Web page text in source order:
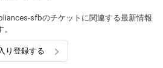
sfbのチケットに関連する最新情報
り登録する